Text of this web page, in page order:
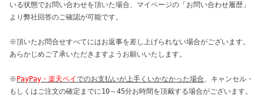
いる状態でお問い合わせを頂いた場合、マイページの「お問い合わせ履歴」
より弊社回答のご確認が可能です。
※頂いたお問合せすべてにはお返事を差し上げられない場合がございます。
あらかじめご了承いただきますようお願いいたします。
※ PayPay・楽天ペイでのお支払いが上手くいかなかった場合、キャンセル・
もしくはご注文の確定までに10～45分お時間を頂戴する場合がございます。